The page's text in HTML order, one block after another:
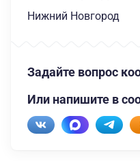
Нижний Новгород
Задайте вопрос
Или напишите в